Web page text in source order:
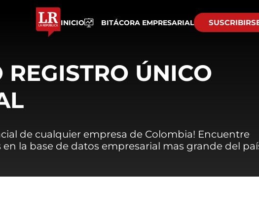
INICIO BITÁCORA EMPRESARIAL
REGISTRO ÚNICO
de cualquier empresa de Colombia! Encuentre
en la base de datos empresarial mas grande del